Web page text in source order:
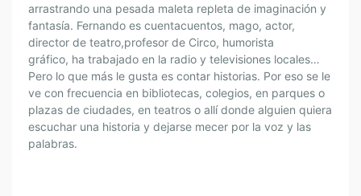
arrastrando una pesada maleta repleta de imaginación y
fantasía. Fernando es cuentacuentos, mago, actor,
director de teatro,profesor de Circo, humorista
gráfico, ha trabajado en la radio y televisiones locales…
Pero lo que más le gusta es contar historias. Por eso se le
ve con frecuencia en bibliotecas, colegios, en parques o
plazas de ciudades, en teatros o allí donde alguien quiera
escuchar una historia y dejarse mecer por la voz y las
palabras.